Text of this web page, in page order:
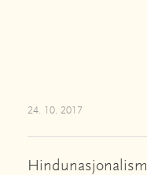
24. 10. 2017